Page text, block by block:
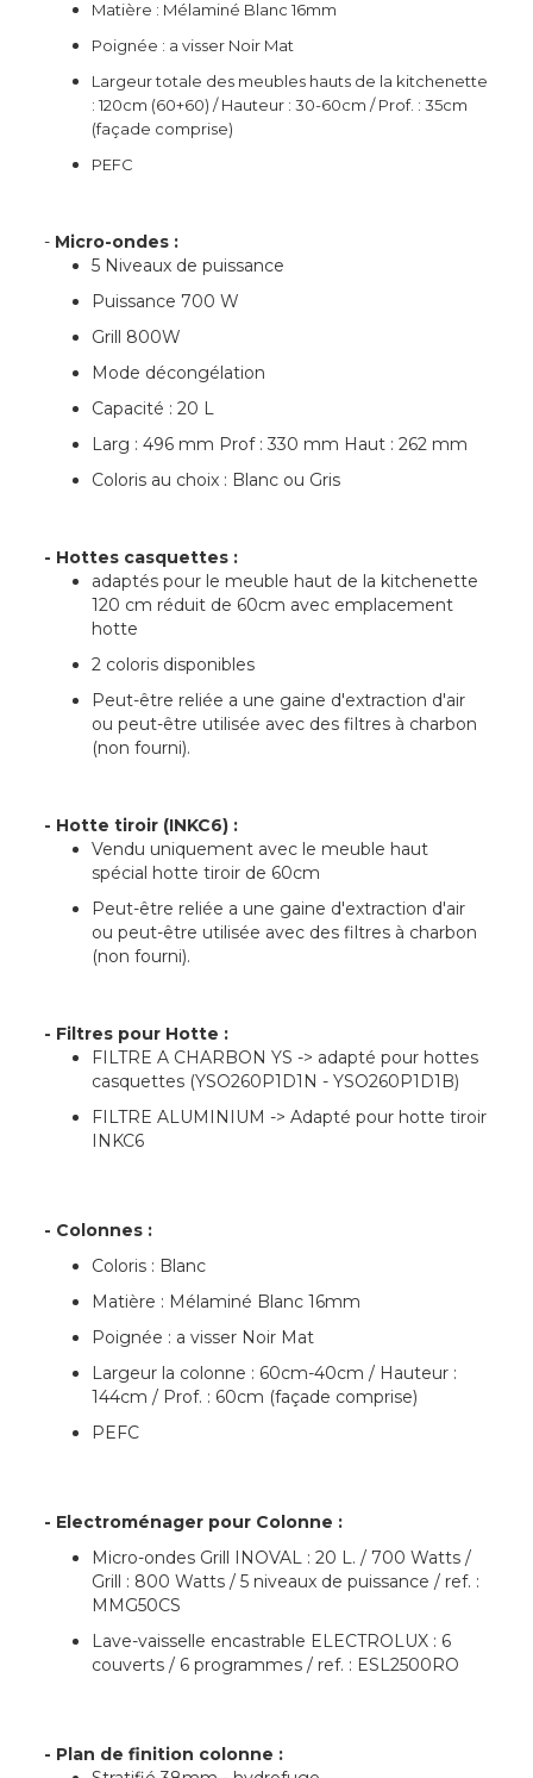
Matière : Mélaminé Blanc 16mm
Poignée : a visser Noir Mat
Largeur totale des meubles hauts de la kitchenette
: 120cm (60+60) / Hauteur : 30-60cm / Prof. : 35cm
(façade comprise)
PEFC
- Micro-ondes :
5 Niveaux de puissance
Puissance 700 W
Grill 800W
Mode décongélation
Capacité : 20 L
Larg : 496 mm Prof : 330 mm Haut : 262 mm
Coloris au choix : Blanc ou Gris
- Hottes casquettes :
adaptés pour le meuble haut de la kitchenette
120 cm réduit de 60cm avec emplacement
hotte
2 coloris disponibles
Peut-être reliée a une gaine d'extraction d'air
ou peut-être utilisée avec des filtres à charbon
(non fourni).
- Hotte tiroir (INKC6) :
Vendu uniquement avec le meuble haut
spécial hotte tiroir de 60cm
Peut-être reliée a une gaine d'extraction d'air
ou peut-être utilisée avec des filtres à charbon
(non fourni).
- Filtres pour Hotte :
FILTRE A CHARBON YS -> adapté pour hottes
casquettes (YSO260P1D1N - YSO260P1D1B)
FILTRE ALUMINIUM -> Adapté pour hotte tiroir
INKC6
- Colonnes :
Coloris : Blanc
Matière : Mélaminé Blanc 16mm
Poignée : a visser Noir Mat
Largeur la colonne : 60cm-40cm / Hauteur :
144cm / Prof. : 60cm (façade comprise)
PEFC
- Electroménager pour Colonne :
Micro-ondes Grill INOVAL : 20 L. / 700 Watts /
Grill : 800 Watts / 5 niveaux de puissance / ref. :
MMG50CS
Lave-vaisselle encastrable ELECTROLUX : 6
couverts / 6 programmes / ref. : ESL2500RO
- Plan de finition colonne :